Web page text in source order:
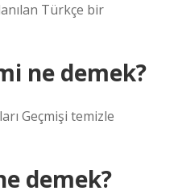
Türkçe bir
ne demek?
Geçmişi temizle
demek?